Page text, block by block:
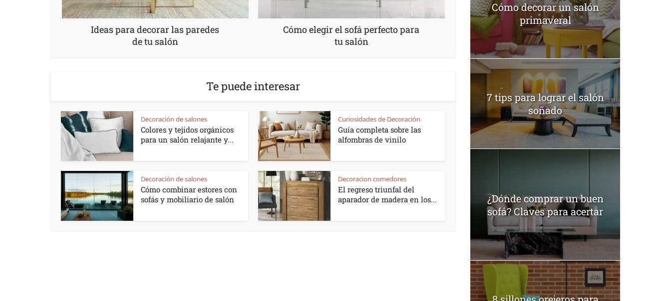
Ideas para decorar las paredes
de tu salón
Cómo elegir el sofá perfecto para
tu salón
Te puede interesar
Decoración de salones
Colores y tejidos orgánicos
para un salón relajante y...
Curiosidades de Decoración
Guía completa sobre las
alfombras de vinilo
Decoración de salones
Cómo combinar estores con
sofás y mobiliario de salón
Decoracion comedores
El regreso triunfal del
aparador de madera en los...
Cómo decorar un salón
primaveral
7 tips para lograr el salón
soñado
¿Dónde comprar un buen
sofá? Claves para acertar